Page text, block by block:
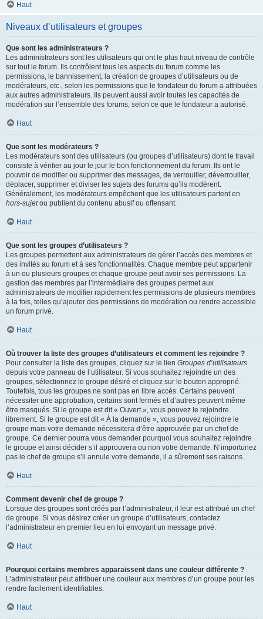
Haut
Niveaux d’utilisateurs et groupes
Que sont les administrateurs ?
Les administrateurs sont les utilisateurs qui ont le plus haut niveau de contrôle
sur tout le forum. Ils contrôlent tous les aspects du forum comme les
permissions, le bannissement, la création de groupes d’utilisateurs ou de
modérateurs, etc., selon les permissions que le fondateur du forum a attribuées
aux autres administrateurs. Ils peuvent aussi avoir toutes les capacités de
modération sur l’ensemble des forums, selon ce que le fondateur a autorisé.
Haut
Que sont les modérateurs ?
Les modérateurs sont des utilisateurs (ou groupes d’utilisateurs) dont le travail
consiste à vérifier au jour le jour le bon fonctionnement du forum. Ils ont le
pouvoir de modifier ou supprimer des messages, de verrouiller, déverrouiller,
déplacer, supprimer et diviser les sujets des forums qu’ils modèrent.
Généralement, les modérateurs empêchent que les utilisateurs partent en
hors-sujetou publient du contenu abusif ou offensant.
Haut
Que sont les groupes d’utilisateurs ?
Les groupes permettent aux administrateurs de gérer l’accès des membres et
des invités au forum et à ses fonctionnalités. Chaque membre peut appartenir
à un ou plusieurs groupes et chaque groupe peut avoir ses permissions. La
gestion des membres par l’intermédiaire des groupes permet aux
administrateurs de modifier rapidement les permissions de plusieurs membres
à la fois, telles qu’ajouter des permissions de modération ou rendre accessible
un forum privé.
Haut
Où trouver la liste des groupes d’utilisateurs et comment les rejoindre ?
Pour consulter la liste des groupes, cliquez sur le lien Groupes d’utilisateurs
depuis votre panneau de l’utilisateur. Si vous souhaitez rejoindre un des
groupes, sélectionnez le groupe désiré et cliquez sur le bouton approprié.
Toutefois, tous les groupes ne sont pas en libre accès. Certains peuvent
nécessiter une approbation, certains sont fermés et d’autres peuvent même
être masqués. Si le groupe est dit « Ouvert », vous pouvez le rejoindre
librement. Si le groupe est dit « À la demande », vous pouvez rejoindre le
groupe mais votre demande nécessitera d’être approuvée par un chef de
groupe. Ce dernier pourra vous demander pourquoi vous souhaitez rejoindre
le groupe et ainsi décider s’il approuvera ou non votre demande. N’importunez
pas le chef de groupe s’il annule votre demande, il a sûrement ses raisons.
Haut
Comment devenir chef de groupe ?
Lorsque des groupes sont créés par l’administrateur, il leur est attribué un chef
de groupe. Si vous désirez créer un groupe d’utilisateurs, contactez
l’administrateur en premier lieu en lui envoyant un message privé.
Haut
Pourquoi certains membres apparaissent dans une couleur différente ?
L’administrateur peut attribuer une couleur aux membres d’un groupe pour les
rendre facilement identifiables.
Haut